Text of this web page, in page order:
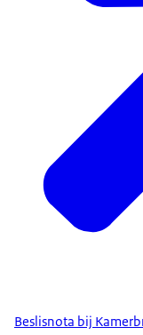
Beslisnota bij